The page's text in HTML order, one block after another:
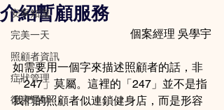
安寧知識
完美一天
照顧者資訊
症狀管理
復康運動
介紹暫顧服務
個案經理 吳學宇
如需要用一個字來描述照顧者的話，非
「247」莫屬。這裡的「247」並不是指
我們的照顧者似連鎖健身店，而是形容